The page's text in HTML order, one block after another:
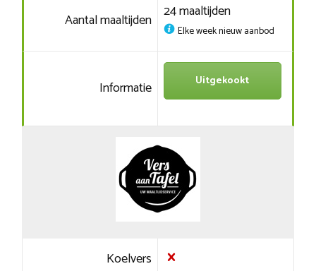
Aantal maaltijden 24 maaltijden
Elke week nieuw aanbod
Informatie Uitgekookt
Koelvers